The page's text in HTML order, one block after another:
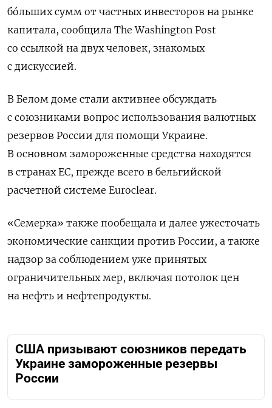
бóльших сумм от частных инвесторов на рынке
капитала, сообщила The Washington Post
со ссылкой на двух человек, знакомых
с дискуссией.
В Белом доме стали активнее обсуждать
с союзниками вопрос использования валютных
резервов России для помощи Украине.
В основном замороженные средства находятся
в странах ЕС, прежде всего в бельгийской
расчетной системе Euroclear.
«Семерка» также пообещала и далее ужесточать
экономические санкции против России, а также
надзор за соблюдением уже принятых
ограничительных мер, включая потолок цен
на нефть и нефтепродукты.
США призывают союзников передать
Украине замороженные резервы
России